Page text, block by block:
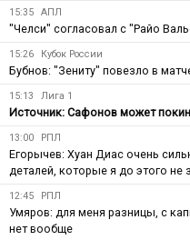
15:35 АПЛ
"Челси" согласовал с "Райо
15:26 Кубок России
Бубнов: "Зениту" повезло в
15:13 Лига 1
Источник: Сафонов может
13:00 РПЛ
Егорычев: Хуан Диас очень
деталей, которые я до этого не
12:45 РПЛ
Умяров: для меня разницы, с
нет вообще